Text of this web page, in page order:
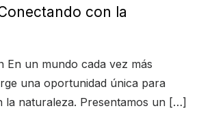
con la
En un mundo cada vez más
una oportunidad única para
la naturaleza. Presentamos un […]